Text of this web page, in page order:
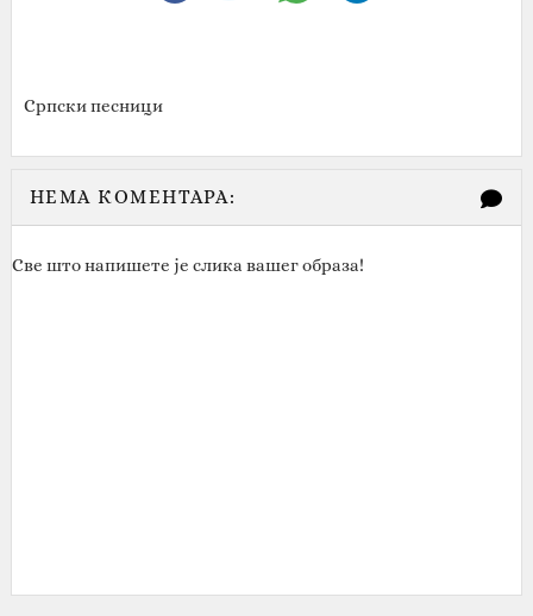
Српски песници
НЕМА КОМЕНТАРА:
Све што напишете је слика вашег образа!